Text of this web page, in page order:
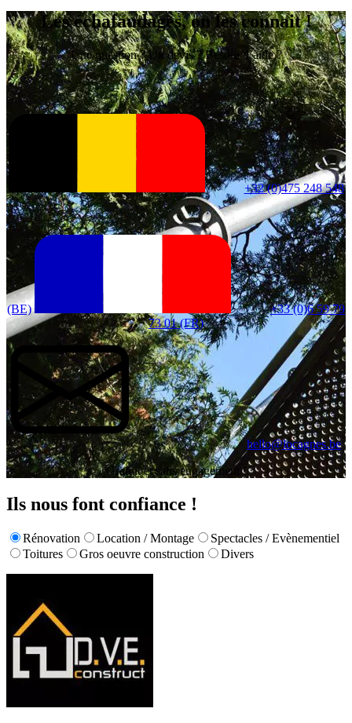
Les échafaudages, on les connait !
Une question ? Un devis ? Besoin d’aide ?
+32 (0)475 248 548
(BE)
+33 (0)6 59 79
73 01 (FR)
hello@locagnes.be
Gratuit et sans engagement !
Ils nous font confiance !
Rénovation Location / Montage
Spectacles / Evènementiel
Toitures
Gros oeuvre construction Divers